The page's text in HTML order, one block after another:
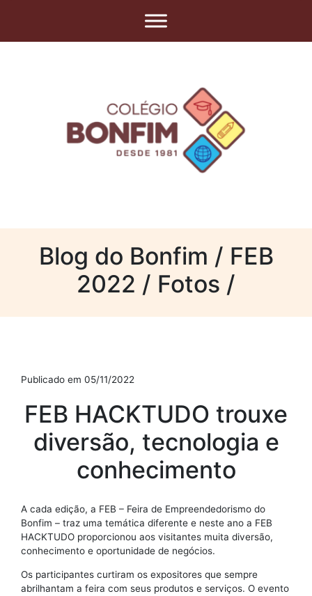
Blog do Bonfim / FEB
2022 / Fotos /
Publicado em 05/11/2022
FEB HACKTUDO trouxe
diversão, tecnologia e
conhecimento
A cada edição, a FEB – Feira de Empreendedorismo do
Bonfim – traz uma temática diferente e neste ano a FEB
HACKTUDO proporcionou aos visitantes muita diversão,
conhecimento e oportunidade de negócios.
Os participantes curtiram os expositores que sempre
abrilhantam a feira com seus produtos e serviços. O evento